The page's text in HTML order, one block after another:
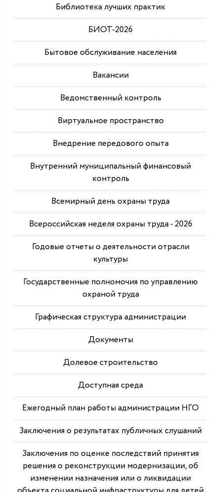
Библиотека лучших практик
БИОТ-2026
Бытовое обслуживание населения
Вакансии
Ведомственный контроль
Виртуальное пространство
Внедрение передового опыта
Внутренний муниципальный финансовый
контроль
Всемирный день охраны труда
Всероссийская неделя охраны труда - 2026
Годовые отчеты о деятельности отрасли
культуры
Государственные полномочия по управлению
охраной труда
Графическая структура администрации
Документы
Долевое строительство
Доступная среда
Ежегодный план работы администрации НГО
Заключения о результатах публичных слушаний
Заключения по оценке последствий принятия
решения о реконструкции модернизации, об
изменении назначения или о ликвидации